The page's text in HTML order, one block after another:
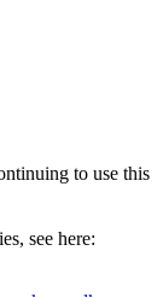
to use this
see here: